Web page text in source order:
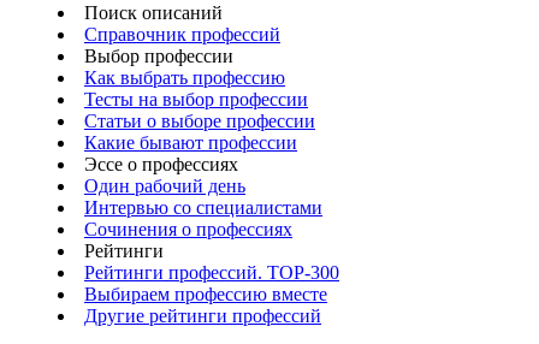
Поиск описаний
Справочник профессий
Выбор профессии
Как выбрать профессию
Тесты на выбор профессии
Статьи о выборе профессии
Какие бывают профессии
Эссе о профессиях
Один рабочий день
Интервью со специалистами
Сочинения о профессиях
Рейтинги
Рейтинги профессий. TOP-300
Выбираем профессию вместе
Другие рейтинги профессий